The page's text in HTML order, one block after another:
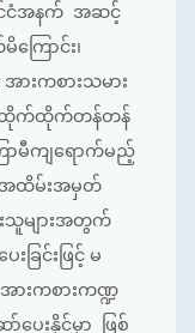
င်ငံအနက် အဆင့်
ြောင်း၊
ားကစားသမား
င် ထိုက်ထိုက်တန်တန်
ကြာမီကျရောက်မည့်
အထိမ်းအမှတ်
သူများအတွက်
ခြင်းဖြင့် မ
ားကစားကဏ္ဍ
ပေးနိုင်မှာ ဖြစ်